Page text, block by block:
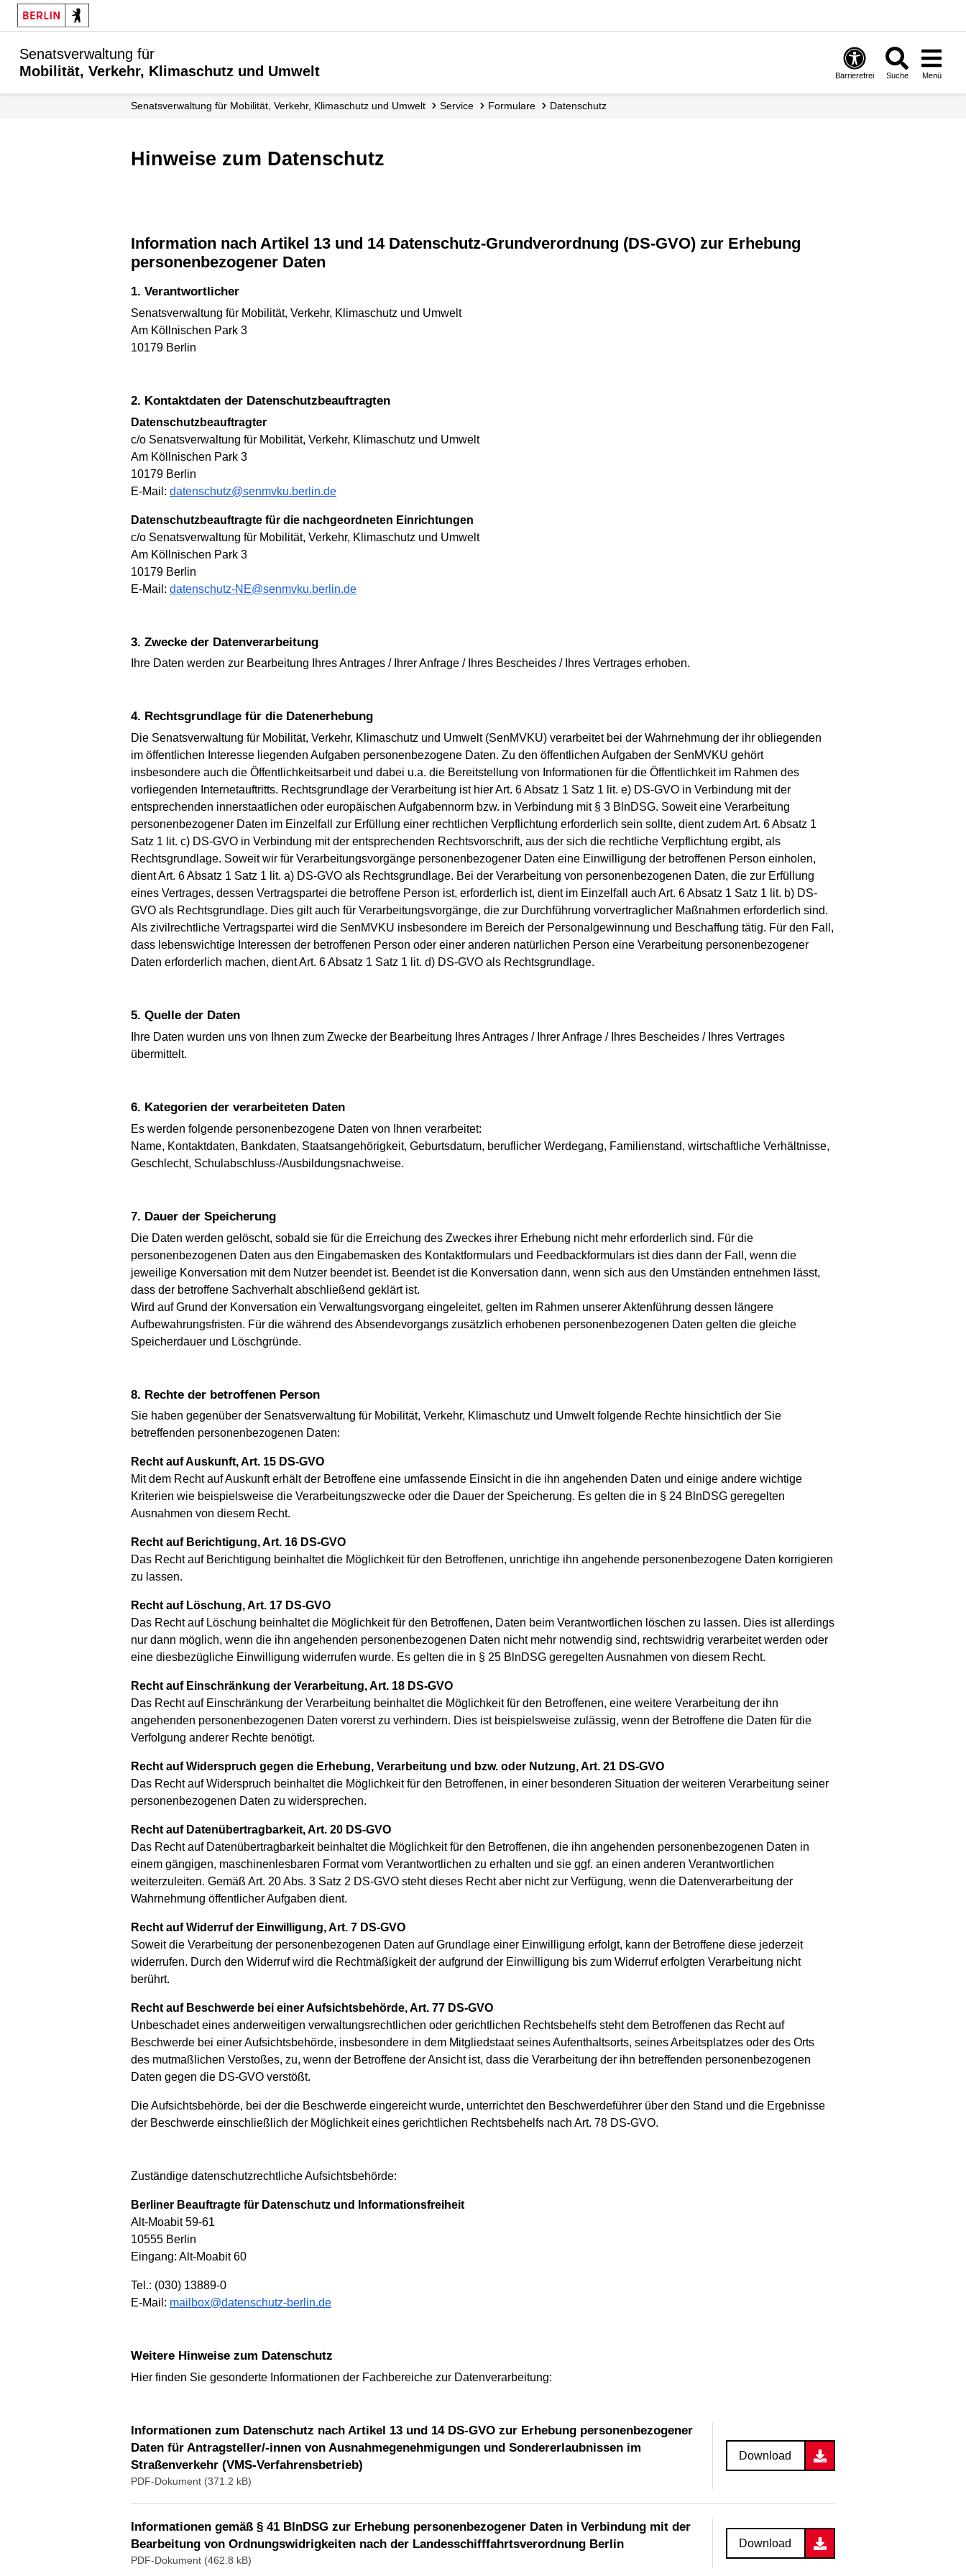
Senatsverwaltung für
Mobilität, Verkehr, Klimaschutz und Umwelt
Barrierefrei Suche Menü
Senatsverwaltung für Mobilität, Verkehr, Klimaschutz und Umwelt Service Formulare Datenschutz
Hinweise zum Datenschutz
Information nach Artikel 13 und 14 Datenschutz-Grundverordnung (DS-GVO) zur Erhebung
personenbezogener Daten
1. Verantwortlicher
Senatsverwaltung für Mobilität, Verkehr, Klimaschutz und Umwelt
Am Köllnischen Park 3
10179 Berlin
2. Kontaktdaten der Datenschutzbeauftragten
Datenschutzbeauftragter
c/o Senatsverwaltung für Mobilität, Verkehr, Klimaschutz und Umwelt
Am Köllnischen Park 3
10179 Berlin
E-Mail: datenschutz@senmvku.berlin.de
Datenschutzbeauftragte für die nachgeordneten Einrichtungen
c/o Senatsverwaltung für Mobilität, Verkehr, Klimaschutz und Umwelt
Am Köllnischen Park 3
10179 Berlin
E-Mail: datenschutz-NE@senmvku.berlin.de
3. Zwecke der Datenverarbeitung
Ihre Daten werden zur Bearbeitung Ihres Antrages / Ihrer Anfrage / Ihres Bescheides / Ihres Vertrages erhoben.
4. Rechtsgrundlage für die Datenerhebung
Die Senatsverwaltung für Mobilität, Verkehr, Klimaschutz und Umwelt (SenMVKU) verarbeitet bei der Wahrnehmung der ihr obliegenden
im öffentlichen Interesse liegenden Aufgaben personenbezogene Daten. Zu den öffentlichen Aufgaben der SenMVKU gehört
insbesondere auch die Öffentlichkeitsarbeit und dabei u.a. die Bereitstellung von Informationen für die Öffentlichkeit im Rahmen des
vorliegenden Internetauftritts. Rechtsgrundlage der Verarbeitung ist hier Art. 6 Absatz 1 Satz 1 lit. e) DS-GVO in Verbindung mit der
entsprechenden innerstaatlichen oder europäischen Aufgabennorm bzw. in Verbindung mit § 3 BlnDSG. Soweit eine Verarbeitung
personenbezogener Daten im Einzelfall zur Erfüllung einer rechtlichen Verpflichtung erforderlich sein sollte, dient zudem Art. 6 Absatz 1
Satz 1 lit. c) DS-GVO in Verbindung mit der entsprechenden Rechtsvorschrift, aus der sich die rechtliche Verpflichtung ergibt, als
Rechtsgrundlage. Soweit wir für Verarbeitungsvorgänge personenbezogener Daten eine Einwilligung der betroffenen Person einholen,
dient Art. 6 Absatz 1 Satz 1 lit. a) DS-GVO als Rechtsgrundlage. Bei der Verarbeitung von personenbezogenen Daten, die zur Erfüllung
eines Vertrages, dessen Vertragspartei die betroffene Person ist, erforderlich ist, dient im Einzelfall auch Art. 6 Absatz 1 Satz 1 lit. b) DS-
GVO als Rechtsgrundlage. Dies gilt auch für Verarbeitungsvorgänge, die zur Durchführung vorvertraglicher Maßnahmen erforderlich sind.
Als zivilrechtliche Vertragspartei wird die SenMVKU insbesondere im Bereich der Personalgewinnung und Beschaffung tätig. Für den Fall,
dass lebenswichtige Interessen der betroffenen Person oder einer anderen natürlichen Person eine Verarbeitung personenbezogener
Daten erforderlich machen, dient Art. 6 Absatz 1 Satz 1 lit. d) DS-GVO als Rechtsgrundlage.
5. Quelle der Daten
Ihre Daten wurden uns von Ihnen zum Zwecke der Bearbeitung Ihres Antrages / Ihrer Anfrage / Ihres Bescheides / Ihres Vertrages
übermittelt.
6. Kategorien der verarbeiteten Daten
Es werden folgende personenbezogene Daten von Ihnen verarbeitet:
Name, Kontaktdaten, Bankdaten, Staatsangehörigkeit, Geburtsdatum, beruflicher Werdegang, Familienstand, wirtschaftliche Verhältnisse,
Geschlecht, Schulabschluss-/Ausbildungsnachweise.
7. Dauer der Speicherung
Die Daten werden gelöscht, sobald sie für die Erreichung des Zweckes ihrer Erhebung nicht mehr erforderlich sind. Für die
personenbezogenen Daten aus den Eingabemasken des Kontaktformulars und Feedbackformulars ist dies dann der Fall, wenn die
jeweilige Konversation mit dem Nutzer beendet ist. Beendet ist die Konversation dann, wenn sich aus den Umständen entnehmen lässt,
dass der betroffene Sachverhalt abschließend geklärt ist.
Wird auf Grund der Konversation ein Verwaltungsvorgang eingeleitet, gelten im Rahmen unserer Aktenführung dessen längere
Aufbewahrungsfristen. Für die während des Absendevorgangs zusätzlich erhobenen personenbezogenen Daten gelten die gleiche
Speicherdauer und Löschgründe.
8. Rechte der betroffenen Person
Sie haben gegenüber der Senatsverwaltung für Mobilität, Verkehr, Klimaschutz und Umwelt folgende Rechte hinsichtlich der Sie
betreffenden personenbezogenen Daten:
Recht auf Auskunft, Art. 15 DS-GVO
Mit dem Recht auf Auskunft erhält der Betroffene eine umfassende Einsicht in die ihn angehenden Daten und einige andere wichtige
Kriterien wie beispielsweise die Verarbeitungszwecke oder die Dauer der Speicherung. Es gelten die in § 24 BlnDSG geregelten
Ausnahmen von diesem Recht.
Recht auf Berichtigung, Art. 16 DS-GVO
Das Recht auf Berichtigung beinhaltet die Möglichkeit für den Betroffenen, unrichtige ihn angehende personenbezogene Daten korrigieren
zu lassen.
Recht auf Löschung, Art. 17 DS-GVO
Das Recht auf Löschung beinhaltet die Möglichkeit für den Betroffenen, Daten beim Verantwortlichen löschen zu lassen. Dies ist allerdings
nur dann möglich, wenn die ihn angehenden personenbezogenen Daten nicht mehr notwendig sind, rechtswidrig verarbeitet werden oder
eine diesbezügliche Einwilligung widerrufen wurde. Es gelten die in § 25 BlnDSG geregelten Ausnahmen von diesem Recht.
Recht auf Einschränkung der Verarbeitung, Art. 18 DS-GVO
Das Recht auf Einschränkung der Verarbeitung beinhaltet die Möglichkeit für den Betroffenen, eine weitere Verarbeitung der ihn
angehenden personenbezogenen Daten vorerst zu verhindern. Dies ist beispielsweise zulässig, wenn der Betroffene die Daten für die
Verfolgung anderer Rechte benötigt.
Recht auf Widerspruch gegen die Erhebung, Verarbeitung und bzw. oder Nutzung, Art. 21 DS-GVO
Das Recht auf Widerspruch beinhaltet die Möglichkeit für den Betroffenen, in einer besonderen Situation der weiteren Verarbeitung seiner
personenbezogenen Daten zu widersprechen.
Recht auf Datenübertragbarkeit, Art. 20 DS-GVO
Das Recht auf Datenübertragbarkeit beinhaltet die Möglichkeit für den Betroffenen, die ihn angehenden personenbezogenen Daten in
einem gängigen, maschinenlesbaren Format vom Verantwortlichen zu erhalten und sie ggf. an einen anderen Verantwortlichen
weiterzuleiten. Gemäß Art. 20 Abs. 3 Satz 2 DS-GVO steht dieses Recht aber nicht zur Verfügung, wenn die Datenverarbeitung der
Wahrnehmung öffentlicher Aufgaben dient.
Recht auf Widerruf der Einwilligung, Art. 7 DS-GVO
Soweit die Verarbeitung der personenbezogenen Daten auf Grundlage einer Einwilligung erfolgt, kann der Betroffene diese jederzeit
widerrufen. Durch den Widerruf wird die Rechtmäßigkeit der aufgrund der Einwilligung bis zum Widerruf erfolgten Verarbeitung nicht
berührt.
Recht auf Beschwerde bei einer Aufsichtsbehörde, Art. 77 DS-GVO
Unbeschadet eines anderweitigen verwaltungsrechtlichen oder gerichtlichen Rechtsbehelfs steht dem Betroffenen das Recht auf
Beschwerde bei einer Aufsichtsbehörde, insbesondere in dem Mitgliedstaat seines Aufenthaltsorts, seines Arbeitsplatzes oder des Orts
des mutmaßlichen Verstoßes, zu, wenn der Betroffene der Ansicht ist, dass die Verarbeitung der ihn betreffenden personenbezogenen
Daten gegen die DS-GVO verstößt.
Die Aufsichtsbehörde, bei der die Beschwerde eingereicht wurde, unterrichtet den Beschwerdeführer über den Stand und die Ergebnisse
der Beschwerde einschließlich der Möglichkeit eines gerichtlichen Rechtsbehelfs nach Art. 78 DS-GVO.
Zuständige datenschutzrechtliche Aufsichtsbehörde:
Berliner Beauftragte für Datenschutz und Informationsfreiheit
Alt-Moabit 59-61
10555 Berlin
Eingang: Alt-Moabit 60
Tel.: (030) 13889-0
E-Mail: mailbox@datenschutz-berlin.de
Weitere Hinweise zum Datenschutz
Hier finden Sie gesonderte Informationen der Fachbereiche zur Datenverarbeitung:
Informationen zum Datenschutz nach Artikel 13 und 14 DS-GVO zur Erhebung personenbezogener
Daten für Antragsteller/-innen von Ausnahmegenehmigungen und Sondererlaubnissen im
Straßenverkehr (VMS-Verfahrensbetrieb)
PDF-Dokument (371.2 kB)
Download
Informationen gemäß § 41 BlnDSG zur Erhebung personenbezogener Daten in Verbindung mit der
Bearbeitung von Ordnungswidrigkeiten nach der Landesschifffahrtsverordnung Berlin
PDF-Dokument (462.8 kB)
Download